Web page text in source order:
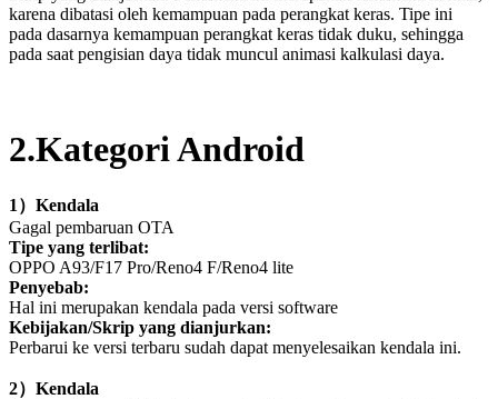
karena dibatasi oleh kemampuan pada perangkat keras. Tipe ini
pada dasarnya kemampuan perangkat keras tidak duku, sehingga
pada saat pengisian daya tidak muncul animasi kalkulasi daya.
2.Kategori Android
1 ） Kendala
Gagal pembaruan OTA
Tipe yang terlibat:
OPPO A93/F17 Pro/Reno4 F/Reno4 lite
Penyebab:
Hal ini merupakan kendala pada versi software
Kebijakan/Skrip yang dianjurkan:
Perbarui ke versi terbaru sudah dapat menyelesaikan kendala ini.
2） Kendala